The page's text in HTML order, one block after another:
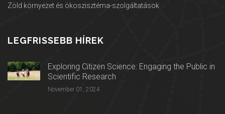
Zöld környezet és ökoszisztéma-szolgáltatások
LEGFRISSEBB HÍREK
Exploring Citizen Science: Engaging the Public in
Scientific Research
November 01, 2024